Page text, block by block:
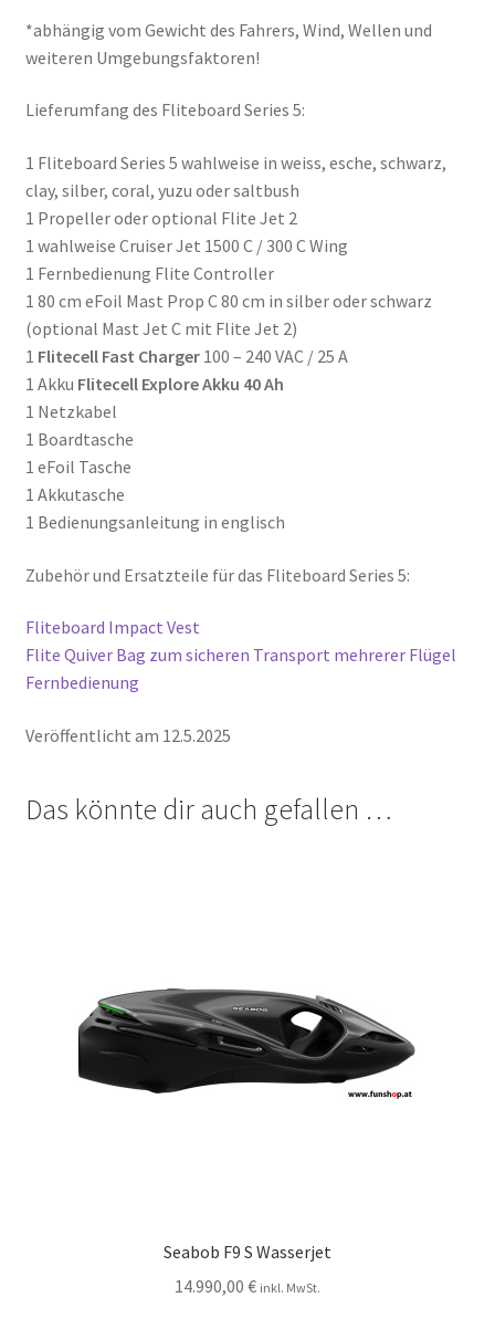
*abhängig vom Gewicht des Fahrers, Wind, Wellen und
weiteren Umgebungsfaktoren!
Lieferumfang des Fliteboard Series 5:
1 Fliteboard Series 5 wahlweise in weiss, esche, schwarz,
clay, silber, coral, yuzu oder saltbush
1 Propeller oder optional Flite Jet 2
1 wahlweise Cruiser Jet 1500 C / 300 C Wing
1 Fernbedienung Flite Controller
1 80 cm eFoil Mast Prop C 80 cm in silber oder schwarz
(optional Mast Jet C mit Flite Jet 2)
1 Flitecell Fast Charger100 – 240 VAC / 25 A
1 Akku Flitecell Explore Akku 40 Ah
1 Netzkabel
1 Boardtasche
1 eFoil Tasche
1 Akkutasche
1 Bedienungsanleitung in englisch
Zubehör und Ersatzteile für das Fliteboard Series 5:
Fliteboard Impact Vest
Flite Quiver Bag zum sicheren Transport mehrerer Flügel
Fernbedienung
Veröffentlicht am 12.5.2025
Das könnte dir auch gefallen …
Seabob F9 S Wasserjet
14.990,00 € inkl. MwSt.